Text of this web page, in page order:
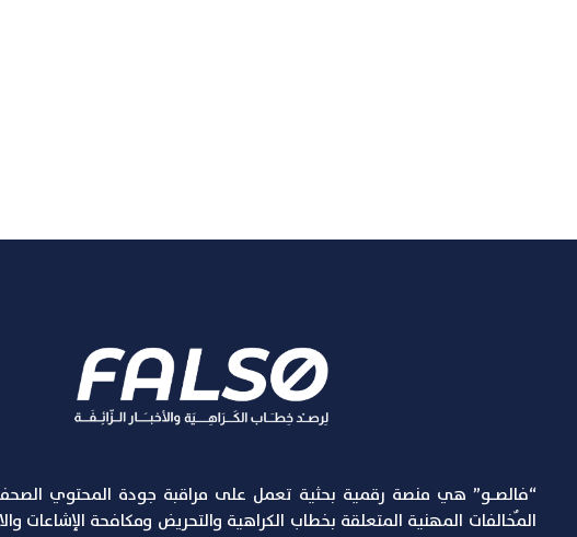
“فالصـو” هي منصة رقمية بحثية تعمل على مراقبة جودة المحتوي
المٌخالفات المهنية المتعلقة بخطاب الكراهية والتحريض ومكافحة الإشاعات